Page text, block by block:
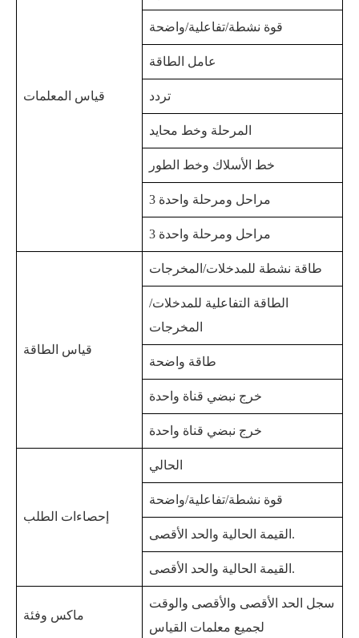
قياس المعلمات
قوة نشطة/تفاعلية/واضحة
عامل الطاقة
تردد
المرحلة وخط محايد
خط الأسلاك وخط الطور
3 مراحل ومرحلة واحدة
3 مراحل ومرحلة واحدة
قياس الطاقة
طاقة نشطة للمدخلات/المخرجات
الطاقة التفاعلية للمدخلات/
المخرجات
طاقة واضحة
خرج نبضي قناة واحدة
خرج نبضي قناة واحدة
إحصاءات الطلب
الحالي
قوة نشطة/تفاعلية/واضحة
القيمة الحالية والحد الأقصى.
القيمة الحالية والحد الأقصى.
ماكس وفئة
سجل الحد الأقصى والأقصى والوقت
لجميع معلمات القياس